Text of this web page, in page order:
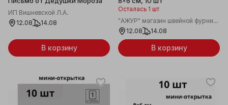
ИП Вишневской Л.А.
12.08
14.08
В корзину
Осталась 1 шт
"АЖУР" магазин швейной фурнитуры
12.08
14.08
В корзину